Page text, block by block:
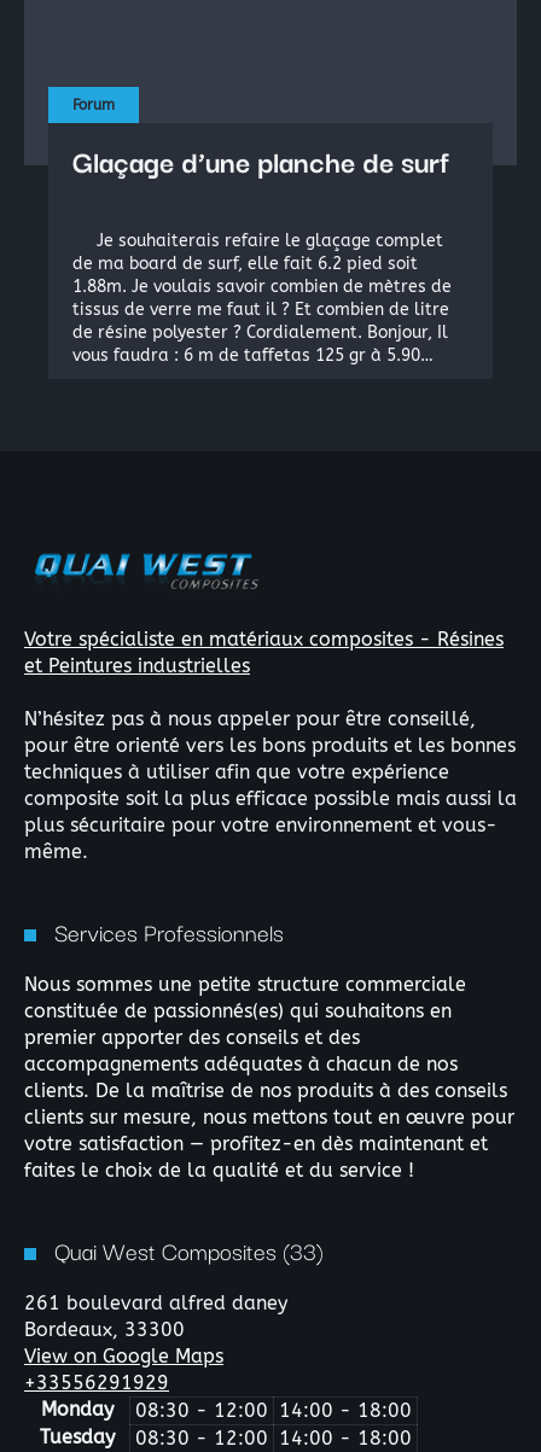
Forum
Glaçage d’une planche de surf
Je souhaiterais refaire le glaçage complet
de ma board de surf, elle fait 6.2 pied soit
1.88m. Je voulais savoir combien de mètres de
tissus de verre me faut il ? Et combien de litre
de résine polyester ? Cordialement. Bonjour, Il
vous faudra : 6 m de taffetas 125 gr à 5.90…
Résine Polyester ou résine Polyuréthane pour la
Le moulage silicone
Le moulage résine
Les colles structurales: Époxydes, Polyuréthanes,
Votre spécialiste en matériaux composites - Résines
et Peintures industrielles
N’hésitez pas à nous appeler pour être conseillé,
pour être orienté vers les bons produits et les bonnes
techniques à utiliser afin que votre expérience
composite soit la plus efficace possible mais aussi la
plus sécuritaire pour votre environnement et vous-
même.
Services Professionnels
Nous sommes une petite structure commerciale
constituée de passionnés(es) qui souhaitons en
premier apporter des conseils et des
accompagnements adéquates à chacun de nos
clients. De la maîtrise de nos produits à des conseils
clients sur mesure, nous mettons tout en œuvre pour
votre satisfaction — profitez-en dès maintenant et
faites le choix de la qualité et du service !
Quai West Composites (33)
261 boulevard alfred daney
Bordeaux, 33300
View on Google Maps
+33556291929
Monday
08:30 - 12:00 14:00 - 18:00
Tuesday
08:30 - 12:00 14:00 - 18:00
×
: